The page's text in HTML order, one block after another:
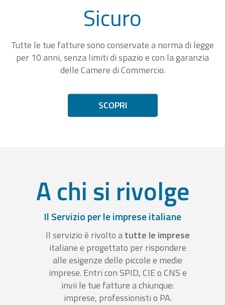
Sicuro
Tutte le tue fatture sono conservate a norma di legge
per 10 anni, senza limiti di spazio e con la garanzia
delle Camere di Commercio.
SCOPRI
A chi si rivolge
Il Servizio per le imprese italiane
Il servizio è rivolto atutte le imprese
italiane e progettato per rispondere
alle esigenze delle piccole e medie
imprese. Entri con SPID, CIE o CNS e
invii le tue fatture a chiunque:
imprese, professionisti o PA.